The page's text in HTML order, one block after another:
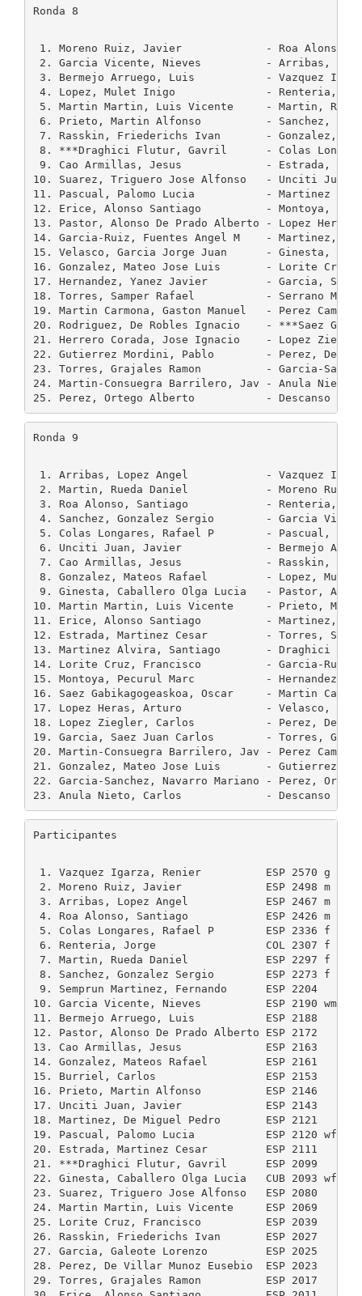
Ronda 8
1. Moreno Ruiz, Javier             - Roa
2. Garcia Vicente, Nieves          - Arribas,
3. Bermejo Arruego, Luis           - Vazquez
4. Lopez, Mulet Inigo              - Renteria,
5. Martin Martin, Luis Vicente     - Martin,
6. Prieto, Martin Alfonso          - Sanchez,
7. Rasskin, Friederichs Ivan       - Gonzalez,
8. ***Draghici Flutur, Gavril      - Colas
9. Cao Armillas, Jesus             - Estrada,
10. Suarez, Triguero Jose Alfonso   - Unciti
11. Pascual, Palomo Lucia           - Martinez
12. Erice, Alonso Santiago          - Montoya,
13. Pastor, Alonso De Prado Alberto - Lopez
14. Garcia-Ruiz, Fuentes Angel M    - Martinez,
15. Velasco, Garcia Jorge Juan      - Ginesta,
16. Gonzalez, Mateo Jose Luis       - Lorite
17. Hernandez, Yanez Javier         - Garcia,
18. Torres, Samper Rafael           - Serrano
19. Martin Carmona, Gaston Manuel   - Perez
20. Rodriguez, De Robles Ignacio    - ***Saez
21. Herrero Corada, Jose Ignacio    - Lopez
22. Gutierrez Mordini, Pablo        - Perez, De
23. Torres, Grajales Ramon          - Garcia-
24. Martin-Consuegra Barrilero, Jav - Anula
Ronda 9
1. Arribas, Lopez Angel            - Vazquez
2. Martin, Rueda Daniel            - Moreno
3. Roa Alonso, Santiago            - Renteria,
4. Sanchez, Gonzalez Sergio        - Garcia
5. Colas Longares, Rafael P        - Pascual,
6. Unciti Juan, Javier             - Bermejo
7. Cao Armillas, Jesus             - Rasskin,
8. Gonzalez, Mateos Rafael         - Lopez,
9. Ginesta, Caballero Olga Lucia   - Pastor,
10. Martin Martin, Luis Vicente     - Prieto,
11. Erice, Alonso Santiago          - Martinez,
12. Estrada, Martinez Cesar         - Torres,
13. Martinez Alvira, Santiago       - Draghici
14. Lorite Cruz, Francisco          - Garcia-Ruiz,
15. Montoya, Pecurul Marc           - Hernandez,
16. Saez Gabikagogeaskoa, Oscar     - Martin
17. Lopez Heras, Arturo             - Velasco,
18. Lopez Ziegler, Carlos           - Perez, De
19. Garcia, Saez Juan Carlos        - Torres,
20. Martin-Consuegra Barrilero, Jav - Perez
21. Gonzalez, Mateo Jose Luis       - Gutierrez
22. Garcia-Sanchez, Navarro Mariano - Perez,
Participantes
1. Vazquez Igarza, Renier          ESP 2570 g
2. Moreno Ruiz, Javier             ESP 2498 m
3. Arribas, Lopez Angel            ESP 2467 m
4. Roa Alonso, Santiago            ESP 2426 m
5. Colas Longares, Rafael P        ESP 2336 f
6. Renteria, Jorge                 COL 2307 f
7. Martin, Rueda Daniel            ESP 2297 f
8. Sanchez, Gonzalez Sergio        ESP 2273 f
9. Semprun Martinez, Fernando      ESP 2204
10. Garcia Vicente, Nieves          ESP 2190 wm
11. Bermejo Arruego, Luis           ESP 2188
12. Pastor, Alonso De Prado Alberto ESP 2172
13. Cao Armillas, Jesus             ESP 2163
14. Gonzalez, Mateos Rafael         ESP 2161
15. Burriel, Carlos                 ESP 2153
16. Prieto, Martin Alfonso          ESP 2146
17. Unciti Juan, Javier             ESP 2143
18. Martinez, De Miguel Pedro       ESP 2121
19. Pascual, Palomo Lucia           ESP 2120 wf
20. Estrada, Martinez Cesar         ESP 2111
21. ***Draghici Flutur, Gavril      ESP 2099
22. Ginesta, Caballero Olga Lucia   CUB 2093 wf
23. Suarez, Triguero Jose Alfonso   ESP 2080
24. Martin Martin, Luis Vicente     ESP 2069
25. Lorite Cruz, Francisco          ESP 2039
26. Rasskin, Friederichs Ivan       ESP 2027
27. Garcia, Galeote Lorenzo         ESP 2025
28. Perez, De Villar Munoz Eusebio  ESP 2023
29. Torres, Grajales Ramon          ESP 2017